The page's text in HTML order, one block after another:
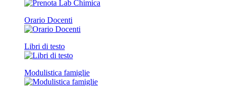
Orario Docenti
Libri di testo
Modulistica famiglie